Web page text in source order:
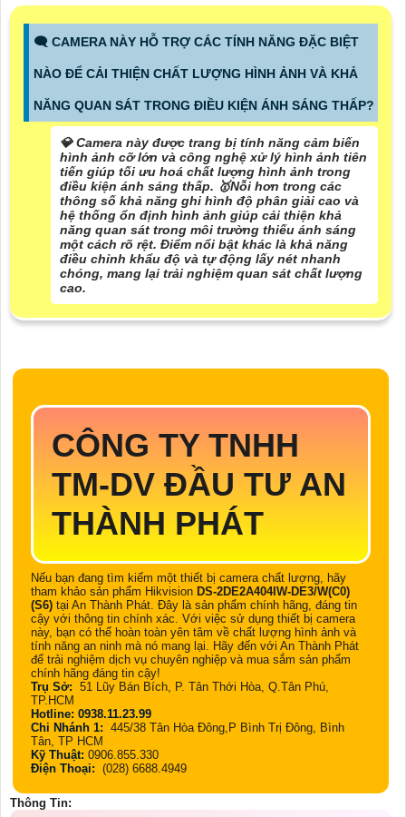
🗨️ CAMERA NÀY HỖ TRỢ CÁC TÍNH NĂNG ĐẶC BIỆT
NÀO ĐỂ CẢI THIỆN CHẤT LƯỢNG HÌNH ẢNH VÀ KHẢ
NĂNG QUAN SÁT TRONG ĐIỀU KIỆN ÁNH SÁNG THẤP?
💎 Camera này được trang bị tính năng cảm biến
hình ảnh cỡ lớn và công nghệ xử lý hình ảnh tiên
tiến giúp tối ưu hoá chất lượng hình ảnh trong
điều kiện ánh sáng thấp. 🥇️Nỗi hơn trong các
thông số khả năng ghi hình độ phân giải cao và
hệ thống ổn định hình ảnh giúp cải thiện khả
năng quan sát trong môi trường thiếu ánh sáng
một cách rõ rệt. Điểm nổi bật khác là khả năng
điều chỉnh khẩu độ và tự động lấy nét nhanh
chóng, mang lại trải nghiệm quan sát chất lượng
cao.
CÔNG TY TNHH
TM-DV ĐẦU TƯ AN
THÀNH PHÁT
Nếu bạn đang tìm kiếm một thiết bị camera chất lượng, hãy
tham khảo sản phẩm Hikvision DS-2DE2A404IW-DE3/W(C0)
(S6) tại An Thành Phát. Đây là sản phẩm chính hãng, đáng tin
cậy với thông tin chính xác. Với việc sử dụng thiết bị camera
này, bạn có thể hoàn toàn yên tâm về chất lượng hình ảnh và
tính năng an ninh mà nó mang lại. Hãy đến với An Thành Phát
để trải nghiệm dịch vụ chuyên nghiệp và mua sắm sản phẩm
chính hãng đáng tin cậy!
Trụ Sở: 51 Lũy Bán Bích, P. Tân Thới Hòa, Q.Tân Phú,
TP.HCM
Hotline: 0938.11.23.99
Chi Nhánh 1: 445/38 Tân Hòa Đông,P Bình Trị Đông, Bình
Tân, TP HCM
Kỹ Thuật: 0906.855.330
Điện Thoại: (028) 6688.4949
Thông Tin: